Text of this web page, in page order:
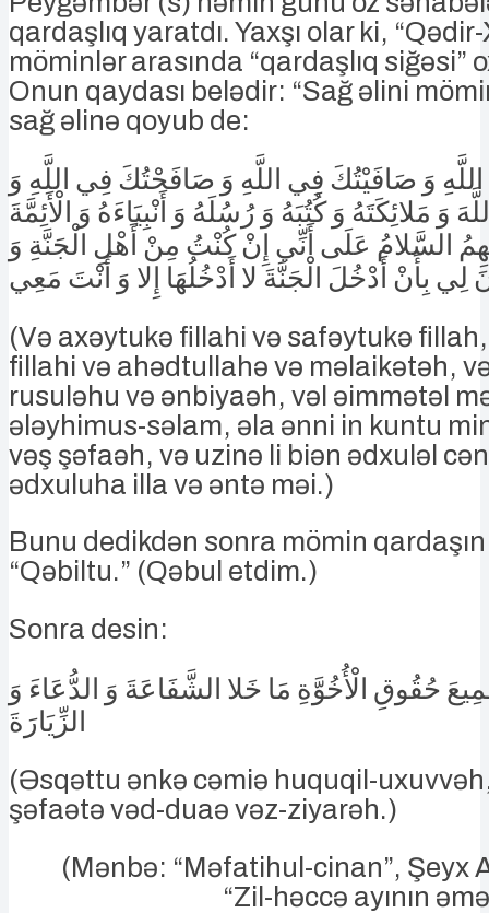
qardaşlıq yaratdı. Yaxşı olar ki,
möminlər arasında “qardaşlıq siğəsi”
Onun qaydası belədir: “Sağ əlini
sağ əlinə qoyub de:
وَ صَافَيْتُكَ فِي اللَّهِ وَ صَافَحْتُكَ فِي اللَّهِ وَ
وَ مَلائِكَتَهُ وَ كُتُبَهُ وَ رُسُلَهُ وَ أَنْبِيَاءَهُ وَ الْأَئِمَّةَ
السَّلامُ عَلَى أَنِّي إِنْ كُنْتُ مِنْ أَهْلِ الْجَنَّةِ وَ
لِي بِأَنْ أَدْخُلَ الْجَنَّةَ لا أَدْخُلُهَا إِلا وَ أَنْتَ مَعِي
(Və axəytukə fillahi və safəytukə
fillahi və ahədtullahə və məlaikətəh,
rusuləhu və ənbiyaəh, vəl əimmətəl
ələyhimus-səlam, əla ənni in kuntu
vəş şəfaəh, və uzinə li biən ədxuləl
ədxuluha illa və əntə məi.)
Bunu dedikdən sonra mömin
“Qəbiltu.” (Qəbul etdim.)
Sonra desin:
حُقُوقِ الْأُخُوَّةِ مَا خَلا الشَّفَاعَةَ وَ الدُّعَاءَ وَ
الزِّيَارَةَ
(Əsqəttu ənkə cəmiə huquqil-
şəfaətə vəd-duaə vəz-ziyarəh.)
(Mənbə: “Məfatihul-cinan”, Şeyx
“Zil-həccə ayının